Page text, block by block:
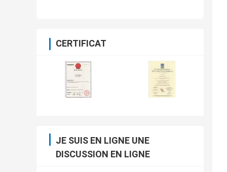
CERTIFICAT
JE SUIS EN LIGNE UNE
DISCUSSION EN LIGNE